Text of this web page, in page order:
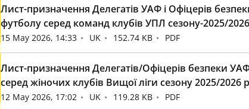
Лист-призначення Делегатів УАФ і Офіцерів
футболу серед команд клубів УПЛ сезону-2025/
15 May 2026, 14:33 UK 152.74 KB PDF
Лист-призначення Делегатів/Офіцерів безпеки
серед жіночих клубів Вищої ліги сезону 2025/2026
12 May 2026, 17:02 UK 119.28 KB PDF